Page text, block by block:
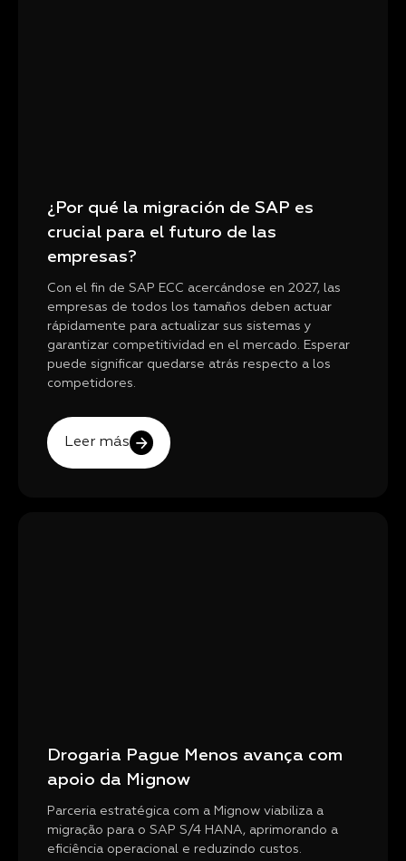
¿Por qué la migración de SAP es
crucial para el futuro de las
empresas?
Con el fin de SAP ECC acercándose en 2027, las
empresas de todos los tamaños deben actuar
rápidamente para actualizar sus sistemas y
garantizar competitividad en el mercado. Esperar
puede significar quedarse atrás respecto a los
competidores.
Leer más
Drogaria Pague Menos avança com
apoio da Mignow
Parceria estratégica com a Mignow viabiliza a
migração para o SAP S/4 HANA, aprimorando a
eficiência operacional e reduzindo custos.